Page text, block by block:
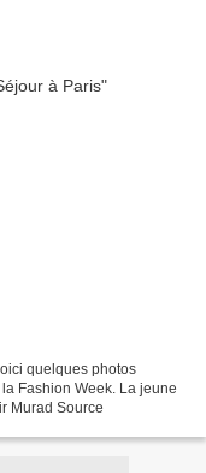
quelques photos
Fashion Week. La jeune
Murad Source